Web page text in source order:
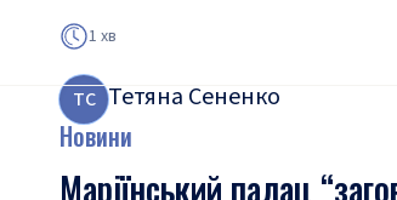
1 хв
ТС Тетяна Сененко
Новини
Маріїнський палац